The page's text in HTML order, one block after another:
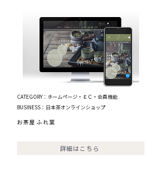
CATEGORY：ホームページ・ＥＣ・会員機能
BUSINESS：日本茶オンラインショップ
お茶屋 ふれ葉
詳細はこちら